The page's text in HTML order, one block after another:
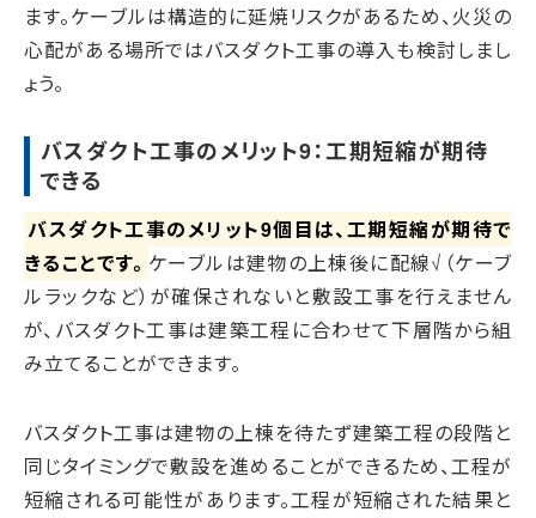
ます。ケーブルは構造的に延焼リスクがあるため、火災の
心配がある場所ではバスダクト工事の導入も検討しまし
ょう。
バスダクト工事のメリット9：工期短縮が期待
できる
バスダクト工事のメリット9個目は、工期短縮が期待で
きることです。 ケーブルは建物の上棟後に配線√（ケーブ
ルラックなど）が確保されないと敷設工事を行えません
が、バスダクト工事は建築工程に合わせて下層階から組
み立てることができます。
バスダクト工事は建物の上棟を待たず建築工程の段階と
同じタイミングで敷設を進めることができるため、工程が
短縮される可能性があります。工程が短縮された結果と